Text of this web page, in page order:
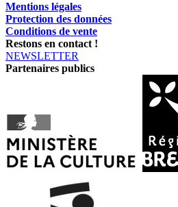
Mentions légales
Protection des données
Conditions de vente
Restons en contact !
NEWSLETTER
Partenaires publics